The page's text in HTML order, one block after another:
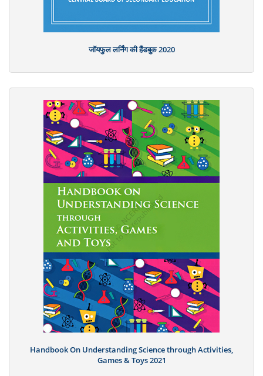
जॉयफुल लर्निंग की हैंडबुक 2020
Handbook On Understanding Science through Activities,
Games & Toys 2021